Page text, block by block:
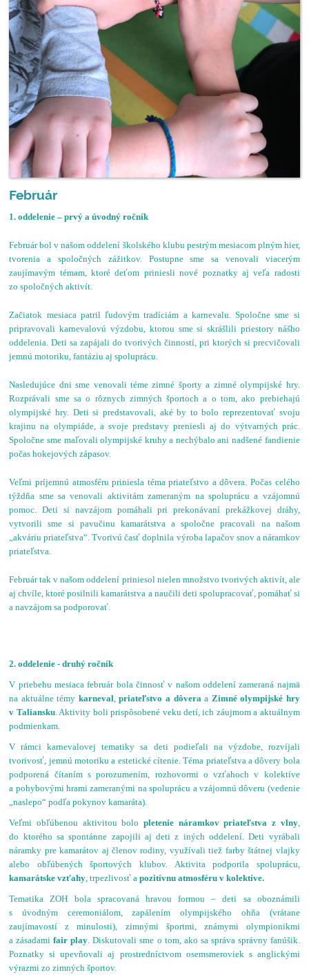
Február
1. oddelenie – prvý a úvodný ročník
Február bol v našom oddelení školského klubu pestrým mesiacom plným hier,
tvorenia a spoločných zážitkov. Postupne sme sa venovali viacerým
zaujímavým témam, ktoré deťom priniesli nové poznatky aj veľa radosti
zo spoločných aktivít.
Začiatok mesiaca patril ľudovým tradíciám a karnevalu. Spoločne sme si
pripravovali karnevalovú výzdobu, ktorou sme si skrášlili priestory nášho
oddelenia. Deti sa zapájali do tvorivých činností, pri ktorých si precvičovali
jemnú motoriku, fantáziu aj spoluprácu.
Nasledujúce dni sme venovali téme zimné športy a zimné olympijské hry.
Rozprávali sme sa o rôznych zimných športoch a o tom, ako prebiehajú
olympijské hry. Deti si predstavovali, aké by to bolo reprezentovať svoju
krajinu na olympiáde, a svoje predstavy preniesli aj do výtvarných prác.
Spoločne sme maľovali olympijské kruhy a nechýbalo ani nadšené fandienie
počas hokejových zápasov.
Veľmi príjemnú atmosféru priniesla téma priateľstvo a dôvera. Počas celého
týždňa sme sa venovali aktivitám zameraným na spoluprácu a vzájomnú
pomoc. Deti si navzájom pomáhali pri prekonávaní prekážkovej dráhy,
vytvorili sme si pavučinu kamarátstva a spoločne pracovali na našom
„akváriu priateľstva“. Tvorivú časť doplnila výroba lapačov snov a náramkov
priateľstva.
Február tak v našom oddelení priniesol nielen množstvo tvorivých aktivít, ale
aj chvíle, ktoré posilnili kamarátstva a naučili deti spolupracovať, pomáhať si
a navzájom sa podporovať.
2. oddelenie - druhý ročník
V priebehu mesiaca február bola činnosť v našom oddelení zameraná najmä
na aktuálne témy karneval ,priateľstvo a dôvera a Zimné olympijské hry
v Taliansku. Aktivity boli prispôsobené veku detí, ich záujmom a aktuálnym
podmienkam.
V rámci karnevalovej tematiky sa deti podieľali na výzdobe, rozvíjali
tvorivosť, jemnú motoriku a estetické cítenie. Téma priateľstva a dôvery bola
podporená čítaním s porozumením, rozhovormi o vzťahoch v kolektíve
a pohybovými hrami zameranými na spoluprácu a vzájomnú dôveru (vedenie
„naslepo“ podľa pokynov kamaráta).
Veľmi obľúbenou aktivitou bolo pletenie náramkov priateľstva z vlny,
do ktorého sa spontánne zapojili aj deti z iných oddelení. Deti vyrábali
náramky pre kamarátov aj členov rodiny, využívali tiež farby štátnej vlajky
alebo obľúbených športových klubov. Aktivita podporila spoluprácu,
kamarátske vzťahy , trpezlivosť apozitívnu atmosféru v kolektíve.
Tematika ZOH bola spracovaná hravou formou – deti sa oboznámili
s úvodným ceremoniálom, zapálením olympijského ohňa (vrátane
zaujímavostí z minulosti), zimnými športmi, známymi olympionikmi
a zásadamifair play . Diskutovali sme o tom, ako sa správa správny fanúšik.
Poznatky si upevňovali aj prostredníctvom osemsmeroviek s anglickými
výrazmi zo zimných športov.